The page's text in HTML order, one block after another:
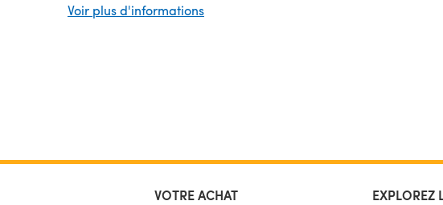
Voir plus d'informations
VOTRE ACHAT EXPLOREZ